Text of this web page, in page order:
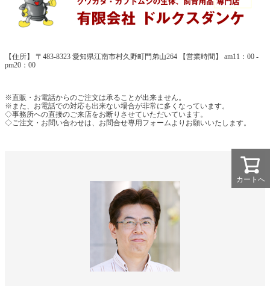
【住所】 〒483-8323 愛知県江南市村久野町門弟山264 【営業時間】 am11：00 -
pm20：00
※直販・お電話からのご注文は承ることが出来ません。
※また、お電話での対応も出来ない場合が非常に多くなっています。
◇事務所への直接のご来店をお断りさせていただいています。
◇ご注文・お問い合わせは、お問合せ専用フォームよりお願いいたします。
カートへ